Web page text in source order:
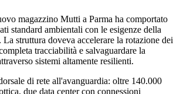
magazzino Mutti a Parma ha comportato
standard ambientali con le esigenze della
struttura doveva accelerare la rotazione dei
tracciabilità e salvaguardare la
sistemi altamente resilienti.
di rete all'avanguardia: oltre 140.000
due data center con connessioni